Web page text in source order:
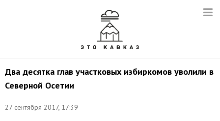
Два десятка глав участковых избиркомов уволили в
Северной Осетии
27 сентября 2017, 17:39